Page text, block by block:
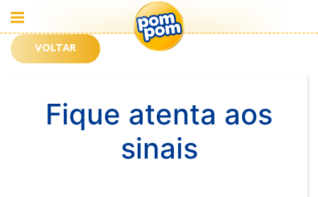
VOLTAR
Fique atenta aos
sinais